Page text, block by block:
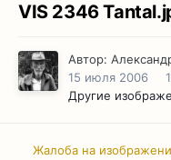
VIS 2346
Автор:
15 июля 2006
Другие
Жалоба на